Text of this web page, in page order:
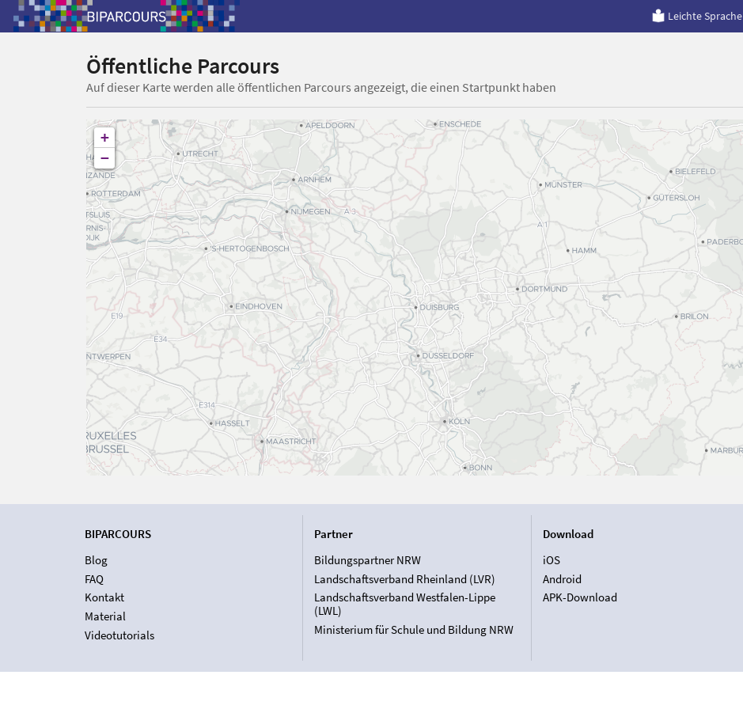
Leichte Sprache
Öffentliche Parcours
Auf dieser Karte werden alle öffentlichen Parcours angezeigt, die einen Startpunkt haben
+
−
BIPARCOURS
Blog
FAQ
Kontakt
Material
Videotutorials
Partner
Bildungspartner NRW
Landschaftsverband Rheinland (LVR)
Landschaftsverband Westfalen-Lippe
(LWL)
Ministerium für Schule und Bildung NRW
Download
iOS
Android
APK-Download